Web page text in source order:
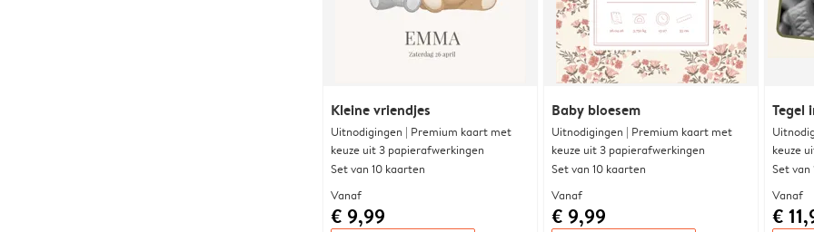
Kleine vriendjes
Uitnodigingen | Premium kaart met
keuze uit 3 papierafwerkingen
Set van 10 kaarten
Vanaf
€ 9,99
Baby bloesem
Uitnodigingen | Premium kaart met
keuze uit 3 papierafwerkingen
Set van 10 kaarten
Vanaf
€ 9,99
Tegel
keuze
Set van
Vanaf
€